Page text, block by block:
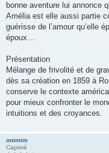
bonne aventure lui annonce
Amélia est elle aussi partie
guérisse de l’amour qu’elle
époux…
Présentation
Mélange de frivolité et de
dès sa création en 1859 à
conserve le contexte
pour mieux confronter le
intuitions et des croyances.
onimim
Captivé